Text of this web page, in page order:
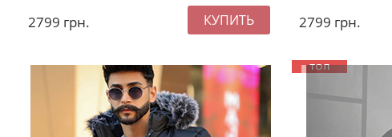
2799 грн. 2799 грн.